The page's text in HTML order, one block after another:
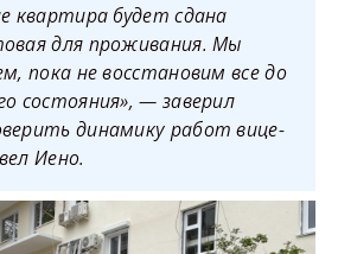
квартира будет сдана
для проживания. Мы
пока не восстановим все до
состояния», — заверил
динамику работ вице-
Иено.